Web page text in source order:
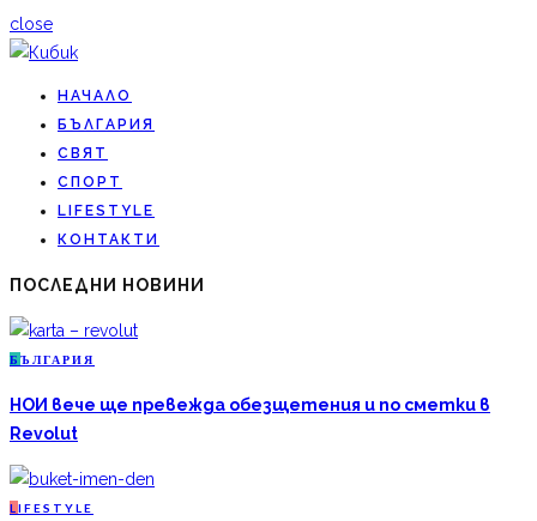
close
НАЧАЛО
БЪЛГАРИЯ
СВЯТ
СПОРТ
LIFESTYLE
КОНТАКТИ
ПОСЛЕДНИ НОВИНИ
Б ЪЛГАРИЯ
НОИ вече ще превежда обезщетения и по сметки в
Revolut
L IFESTYLE